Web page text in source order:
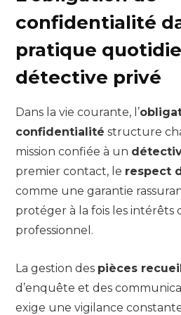
confidentialité
pratique
détective privé
Dans la vie courante, l’
confidentialité structure
mission confiée à un
premier contact, le respect
comme une garantie
protéger à la fois les
professionnel.
La gestion des pièces
d’enquête et des
exige une vigilance